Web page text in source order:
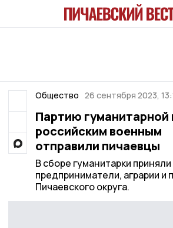
Общество 26 сентября 2023,
Партию
российским военным
отправили пичаевцы
В сборе гуманитарки
предприниматели, аграрии и
Пичаевского округа.